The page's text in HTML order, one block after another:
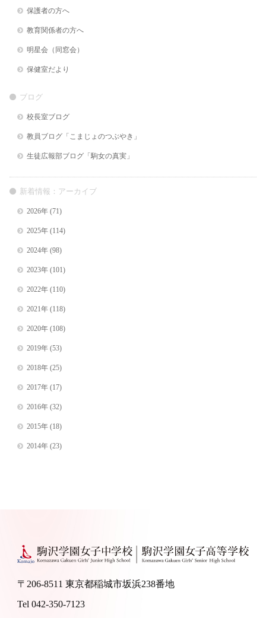
保護者の方へ
教育関係者の方へ
明星会（同窓会）
保健室だより
ブログ
校長室ブログ
教員ブログ「こまじょのつぶやき」
生徒広報部ブログ「駒女の真実」
新着情報：アーカイブ
2026年(71)
2025年(114)
2024年(98)
2023年(101)
2022年(110)
2021年(118)
2020年(108)
2019年(53)
2018年(25)
2017年(17)
2016年(32)
2015年(18)
2014年(23)
〒206-8511 東京都稲城市坂浜238番地
Tel 042-350-7123